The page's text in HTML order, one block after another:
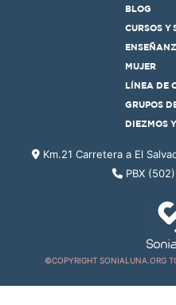
BLOG
CURSOS Y
MUJER
LÍNEA DE
GRUPOS
DIEZMOS
Km.21 Carretera a El
PBX
©COPYRIGHT SONIALUNA.ORG